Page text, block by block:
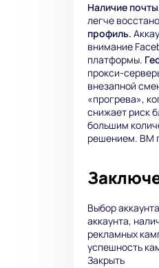
Наличие
легче
профиль.
внимание
платформы.
прокси-
внезапной
«прогрева»,
снижает риск
большим
решением. BM
Выбор
аккаунта,
рекламных
успешность
Закрыть